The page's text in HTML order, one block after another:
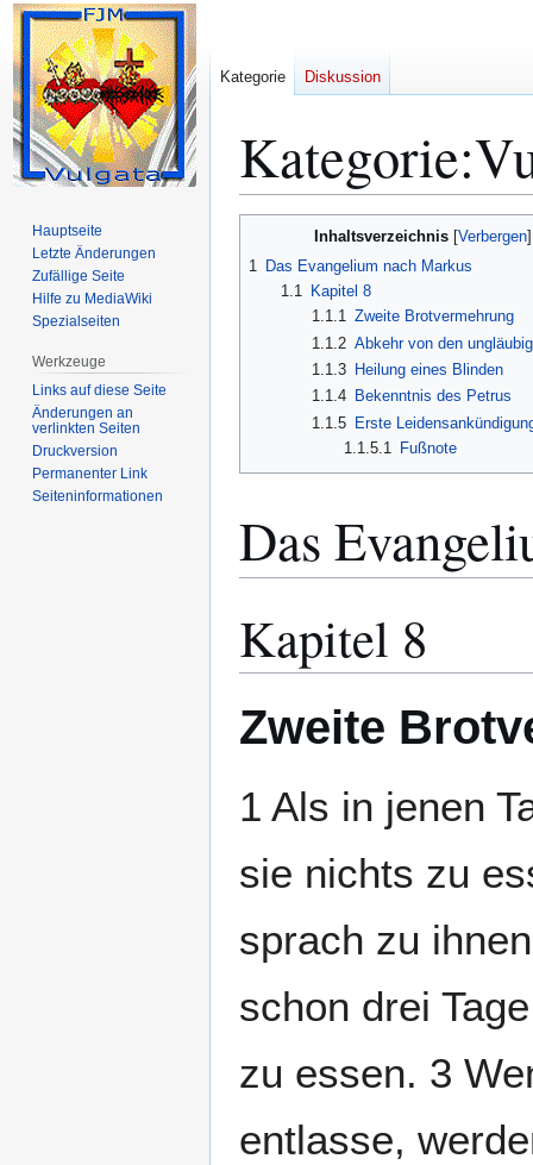
Kategorie:
Inhaltsverzeichnis
1 Das Evangelium nach Markus
1.1
Kapitel 8
1.1.1 Zweite Brotvermehrung
1.1.2 Abkehr von den
1.1.3 Heilung eines Blinden
1.1.4 Bekenntnis des Petrus
1.1.5 Erste
1.1.5.1
Fußnote
Das
Kapitel 8
Zweite
1 Als in jenen
sie nichts zu
sprach zu
schon drei
zu essen. 3
entlasse,
Kategorie Diskussion
Hauptseite
Letzte Änderungen
Zufällige Seite
Hilfe zu MediaWiki
Spezialseiten
Werkzeuge
Links auf diese Seite
Änderungen an
verlinkten Seiten
Druckversion
Permanenter Link
Seiten­­informationen